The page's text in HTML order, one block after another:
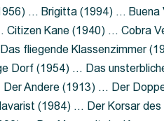
… Brigitta (1994) …
Citizen Kane (1940) … Cobra
fliegende Klassenzimmer
Dorf (1954) … Das
Andere (1913) … Der
(1984) … Der Korsar